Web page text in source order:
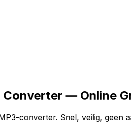
Converter — Online
converter. Snel, veilig, geen